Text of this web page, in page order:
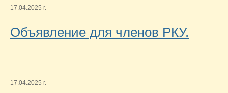
17.04.2025 г.
Объявление для членов РКУ.
17.04.2025 г.